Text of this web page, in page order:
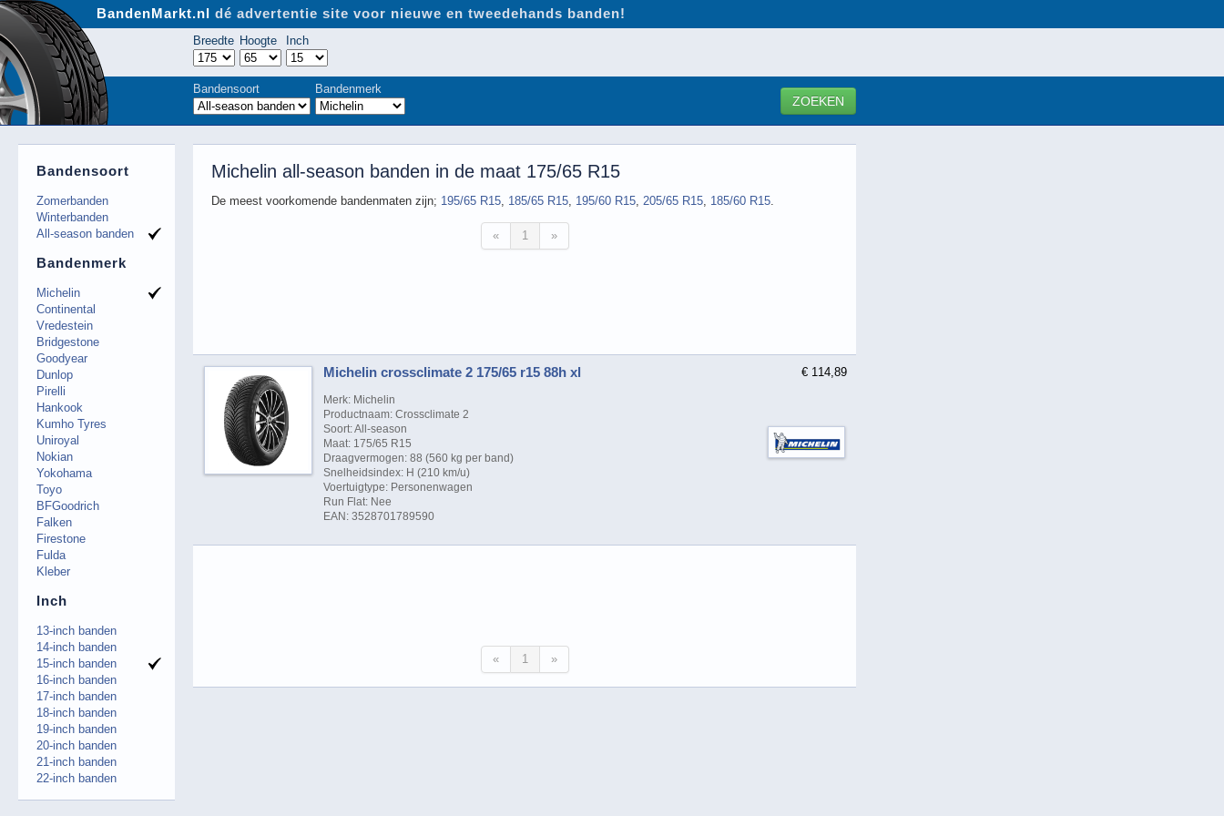
Michelin all-season banden in de maat 175/65 R15
De meest voorkomende bandenmaten zijn; 195/65 R15 185/65 R15 195/60 R15 205/65 R15 185/60 R15
« 1 »
Michelin crossclimate 2 175/65 r15 88h xl
Merk: Michelin
Productnaam: Crossclimate 2
Soort: All-season
Maat: 175/65 R15
Draagvermogen: 88 (560 kg per band)
Snelheidsindex: H (210 km/u)
Voertuigtype: Personenwagen
Run Flat: Nee
EAN: 3528701789590
€ 114,89
« 1 »
Bandensoort
Zomerbanden
Winterbanden
All-season banden
Bandenmerk
Michelin
Continental
Vredestein
Bridgestone
Goodyear
Dunlop
Pirelli
Hankook
Kumho Tyres
Uniroyal
Nokian
Yokohama
Toyo
BFGoodrich
Falken
Firestone
Fulda
Kleber
Inch
13-inch banden
14-inch banden
15-inch banden
16-inch banden
17-inch banden
18-inch banden
19-inch banden
20-inch banden
21-inch banden
22-inch banden
BandenMarkt.nl dé advertentie site voor nieuwe en tweedehands banden!
Breedte Hoogte Inch
Bandensoort Bandenmerk
ZOEKEN